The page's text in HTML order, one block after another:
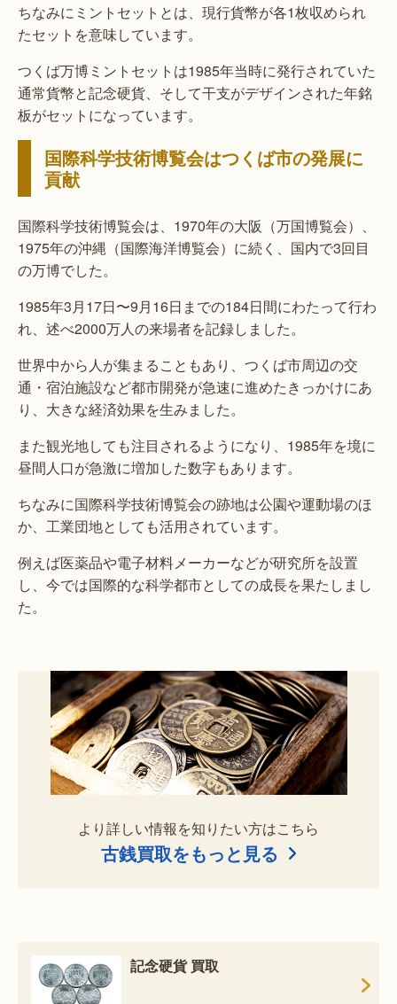
ちなみにミントセットとは、現行貨幣が各1枚収められ
たセットを意味しています。
つくば万博ミントセットは1985年当時に発行されていた
通常貨幣と記念硬貨、そして干支がデザインされた年銘
板がセットになっています。
国際科学技術博覧会はつくば市の発展に
貢献
国際科学技術博覧会は、1970年の大阪（万国博覧会）、
1975年の沖縄（国際海洋博覧会）に続く、国内で3回目
の万博でした。
1985年3月17日〜9月16日までの184日間にわたって行わ
れ、述べ2000万人の来場者を記録しました。
世界中から人が集まることもあり、つくば市周辺の交
通・宿泊施設など都市開発が急速に進めたきっかけにあ
り、大きな経済効果を生みました。
また観光地しても注目されるようになり、1985年を境に
昼間人口が急激に増加した数字もあります。
ちなみに国際科学技術博覧会の跡地は公園や運動場のほ
か、工業団地としても活用されています。
例えば医薬品や電子材料メーカーなどが研究所を設置
し、今では国際的な科学都市としての成長を果たしまし
た。
より詳しい情報を知りたい方はこちら
古銭買取をもっと見る
記念硬貨 買取